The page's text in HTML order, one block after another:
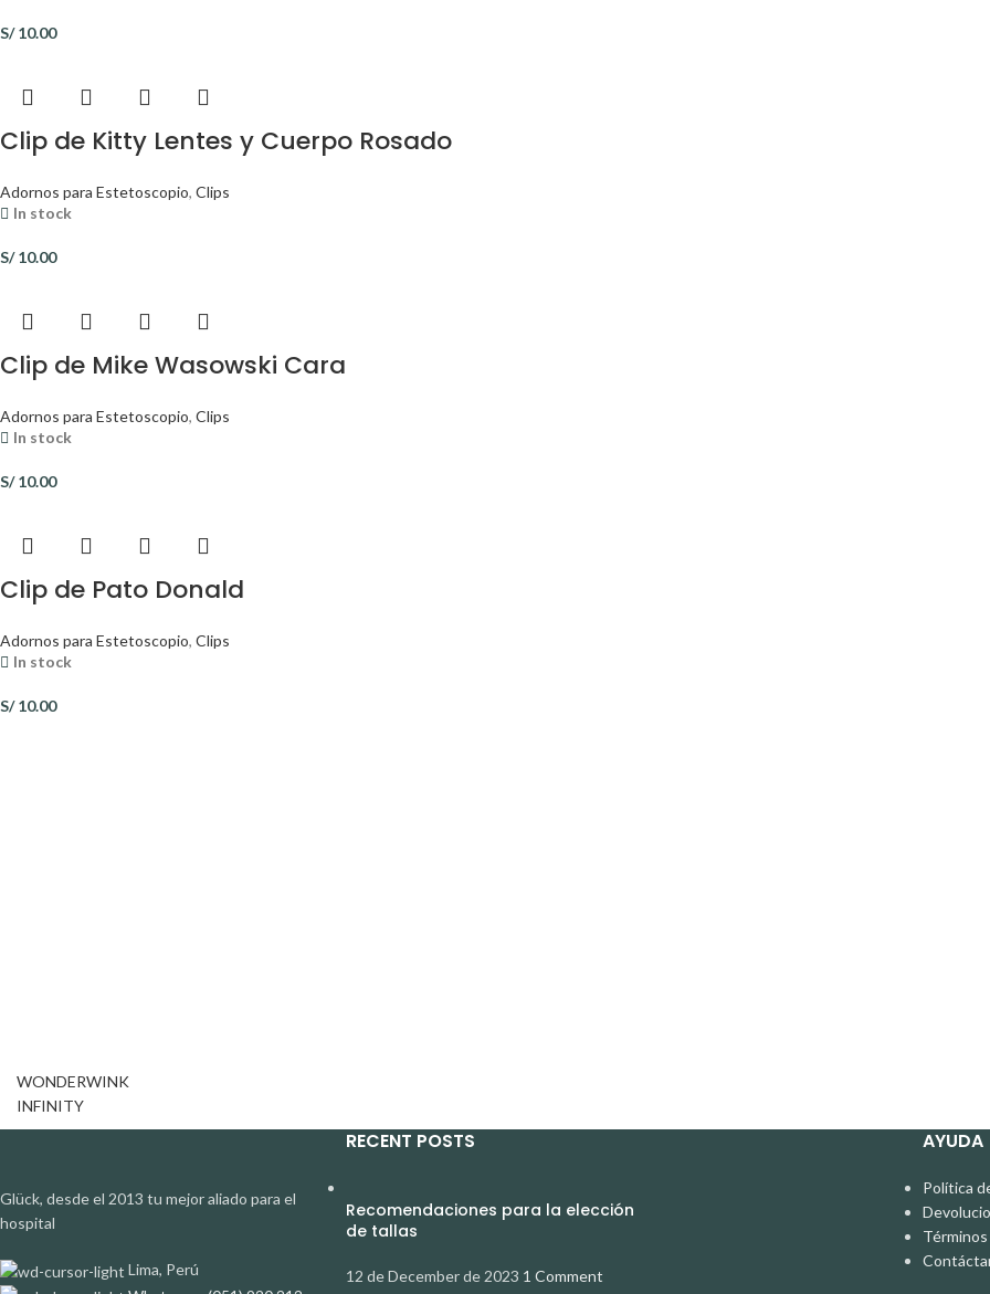
S/10.00
Clip de Kitty Lentes y Cuerpo Rosado
Adornos para Estetoscopio, Clips
In stock
S/10.00
Clip de Mike Wasowski Cara
Adornos para Estetoscopio, Clips
In stock
S/10.00
Clip de Pato Donald
Adornos para Estetoscopio, Clips
In stock
S/10.00
WONDERWINK
INFINITY
Glück, desde el 2013 tu mejor aliado para el
hospital
Lima, Perú
RECENT POSTS
Recomendaciones para la elección
de tallas
12 de December de 2023 1 Comment
AYUDA
Política